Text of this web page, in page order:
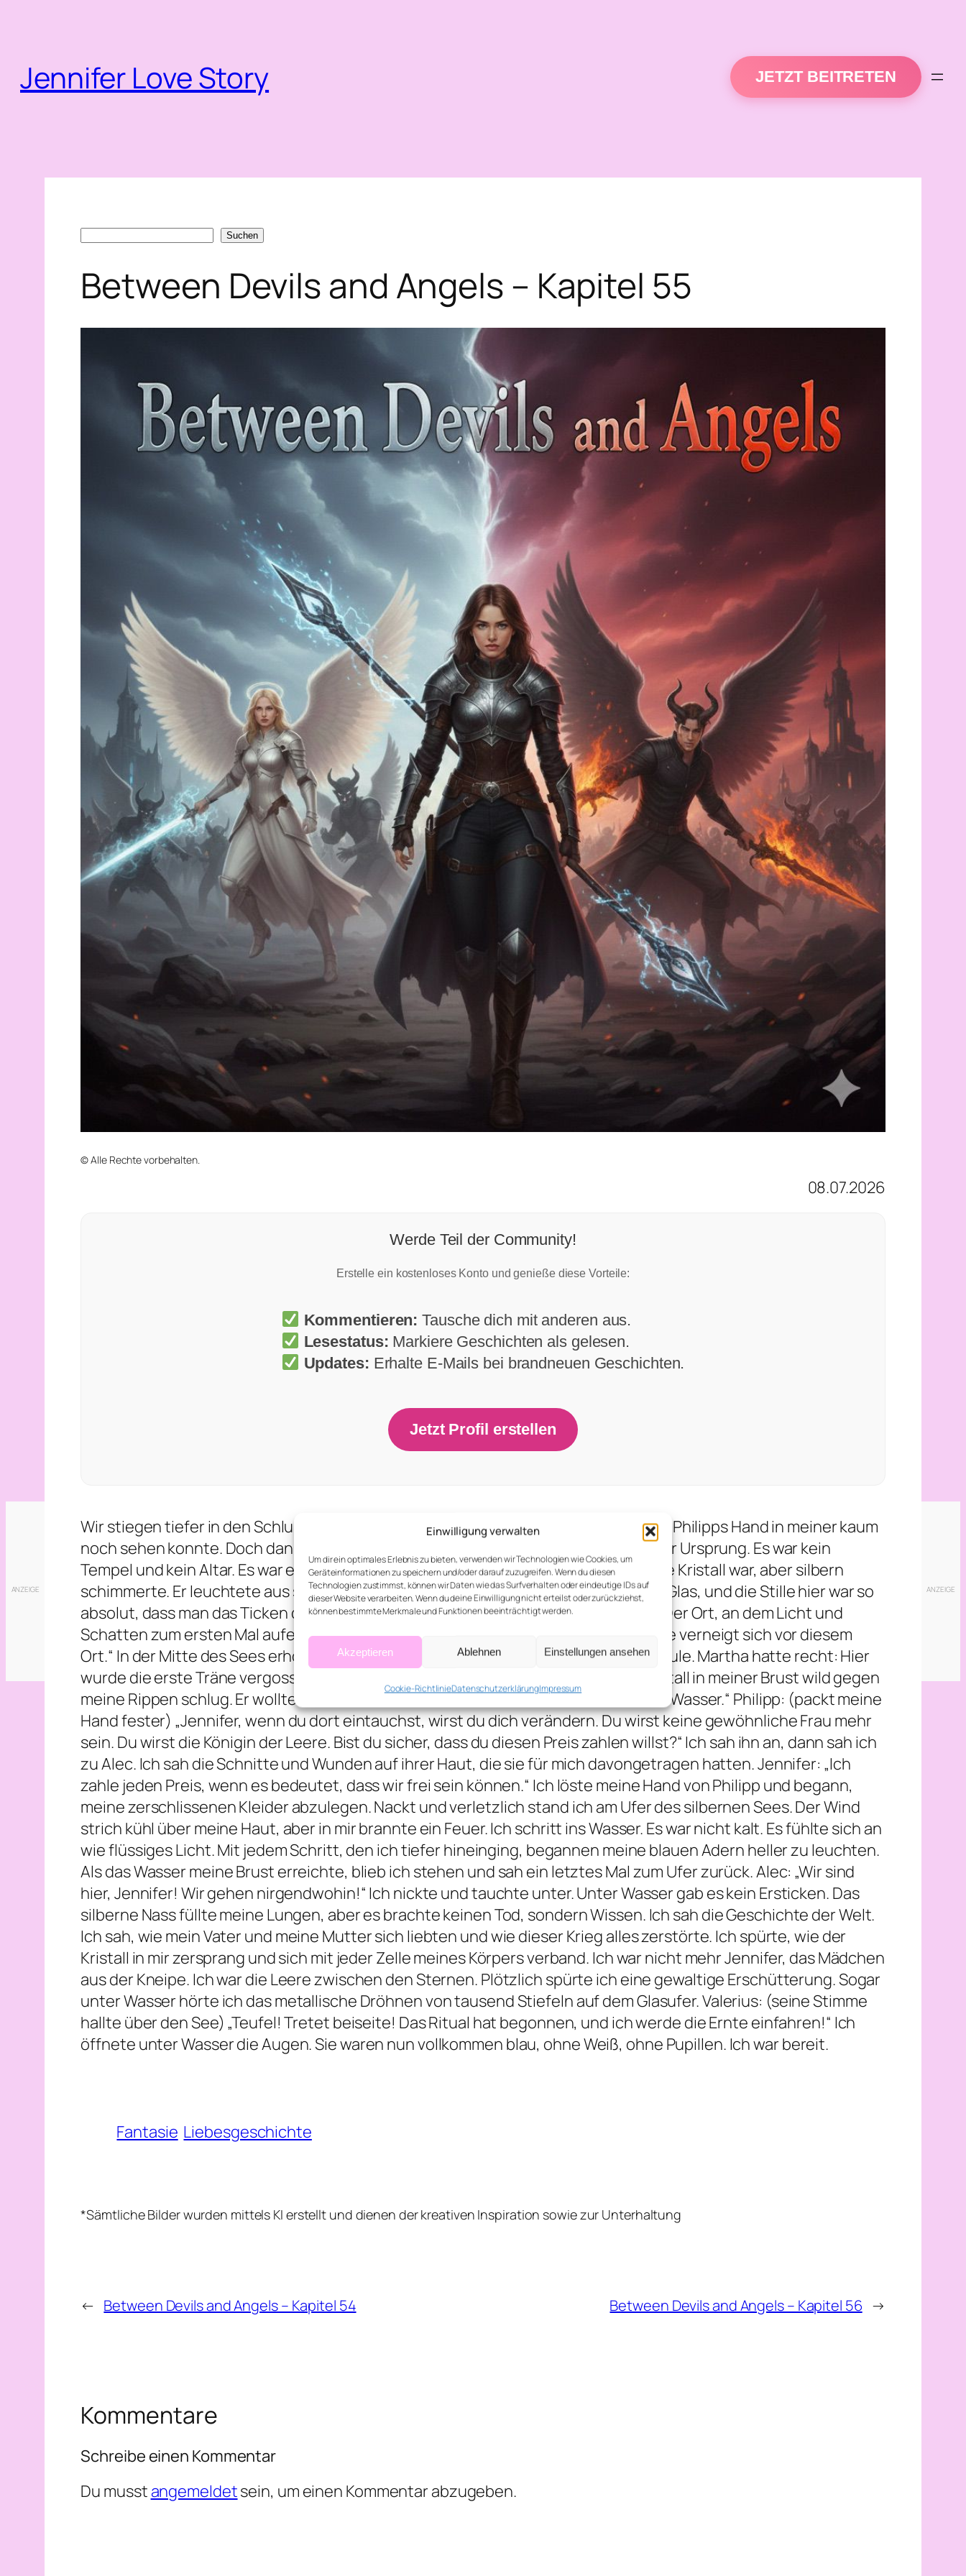
Einwilligung verwalten
Um dir ein optimales Erlebnis zu bieten, verwenden wir Technologien wie Cookies, um
Geräteinformationen zu speichern und/oder darauf zuzugreifen. Wenn du diesen
Technologien zustimmst, können wir Daten wie das Surfverhalten oder eindeutige IDs auf
dieser Website verarbeiten. Wenn du deine Einwilligung nicht erteilst oder zurückziehst,
können bestimmte Merkmale und Funktionen beeinträchtigt werden.
Akzeptieren Ablehnen Einstellungen ansehen
Cookie-RichtlinieDatenschutzerklärungImpressum
Jennifer Love Story JETZT BEITRETEN
Suchen Suchen
Between Devils and Angels – Kapitel 55
© Alle Rechte vorbehalten.
08.07.2026
Werde Teil der Community!
Erstelle ein kostenloses Konto und genieße diese Vorteile:
Kommentieren: Tausche dich mit anderen aus.
Lesestatus: Markiere Geschichten als gelesen.
Updates: Erhalte E-Mails bei brandneuen Geschichten.
Jetzt Profil erstellen
Wir stiegen tiefer in den Schlund der Stille hinab. Der Nebel wurde so dicht, dass ich Philipps Hand in meiner kaum
noch sehen konnte. Doch dann riss die Wolkendecke plötzlich auf. Vor uns lag er: der Ursprung. Es war kein
Tempel und kein Altar. Es war ein riesiger, kreisrunder See, dessen Wasser so klar wie Kristall war, aber silbern
schimmerte. Er leuchtete aus sich selbst heraus. Das Ufer bestand aus schwarzem Glas, und die Stille hier war so
absolut, dass man das Ticken des Schicksals fast hören konnte. Philipp: „Das ist er. Der Ort, an dem Licht und
Schatten zum ersten Mal aufeinanderprallten.“ Alec: „Ich spüre es. Meine Magie… sie verneigt sich vor diesem
Ort.“ In der Mitte des Sees erhob sich eine kleine Insel mit einer einzigen, weißen Säule. Martha hatte recht: Hier
wurde die erste Träne vergossen, als die Welt geteilt wurde. Ich spürte, wie der Kristall in meiner Brust wild gegen
meine Rippen schlug. Er wollte nach Hause. Jennifer: „Ich muss da rein, oder? In das Wasser.“ Philipp: (packt meine
Hand fester) „Jennifer, wenn du dort eintauchst, wirst du dich verändern. Du wirst keine gewöhnliche Frau mehr
sein. Du wirst die Königin der Leere. Bist du sicher, dass du diesen Preis zahlen willst?“ Ich sah ihn an, dann sah ich
zu Alec. Ich sah die Schnitte und Wunden auf ihrer Haut, die sie für mich davongetragen hatten. Jennifer: „Ich
zahle jeden Preis, wenn es bedeutet, dass wir frei sein können.“ Ich löste meine Hand von Philipp und begann,
meine zerschlissenen Kleider abzulegen. Nackt und verletzlich stand ich am Ufer des silbernen Sees. Der Wind
strich kühl über meine Haut, aber in mir brannte ein Feuer. Ich schritt ins Wasser. Es war nicht kalt. Es fühlte sich an
wie flüssiges Licht. Mit jedem Schritt, den ich tiefer hineinging, begannen meine blauen Adern heller zu leuchten.
Als das Wasser meine Brust erreichte, blieb ich stehen und sah ein letztes Mal zum Ufer zurück. Alec: „Wir sind
hier, Jennifer! Wir gehen nirgendwohin!“ Ich nickte und tauchte unter. Unter Wasser gab es kein Ersticken. Das
silberne Nass füllte meine Lungen, aber es brachte keinen Tod, sondern Wissen. Ich sah die Geschichte der Welt.
Ich sah, wie mein Vater und meine Mutter sich liebten und wie dieser Krieg alles zerstörte. Ich spürte, wie der
Kristall in mir zersprang und sich mit jeder Zelle meines Körpers verband. Ich war nicht mehr Jennifer, das Mädchen
aus der Kneipe. Ich war die Leere zwischen den Sternen. Plötzlich spürte ich eine gewaltige Erschütterung. Sogar
unter Wasser hörte ich das metallische Dröhnen von tausend Stiefeln auf dem Glasufer. Valerius: (seine Stimme
hallte über den See) „Teufel! Tretet beiseite! Das Ritual hat begonnen, und ich werde die Ernte einfahren!“ Ich
öffnete unter Wasser die Augen. Sie waren nun vollkommen blau, ohne Weiß, ohne Pupillen. Ich war bereit.
Fantasie Liebesgeschichte
*Sämtliche Bilder wurden mittels KI erstellt und dienen der kreativen Inspiration sowie zur Unterhaltung
← Between Devils and Angels – Kapitel 54 Between Devils and Angels – Kapitel 56 →
Kommentare
Schreibe einen Kommentar
Du musst angemeldetsein, um einen Kommentar abzugeben.